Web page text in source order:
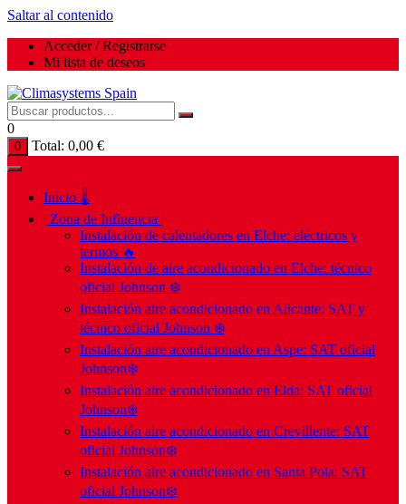
Saltar al contenido
Acceder / Registrarse
Mi lista de deseos
0
0 Total: 0,00 €
Inicio 🌡️
| Zona de Influencia |
Instalación de calentadores en Elche: eléctricos y
termos 🔥
Instalación de aire acondicionado en Elche: técnico
oficial Johnson ❄️
Instalación aire acondicionado en Alicante: SAT y
técnico oficial Johnson ❄️
Instalación aire acondicionado en Aspe: SAT oficial
Johnson❄️
Instalación aire acondicionado en Elda: SAT oficial
Johnson❄️
Instalación aire acondicionado en Crevillente: SAT
oficial Johnson❄️
Instalación aire acondicionado en Santa Pola: SAT
oficial Johnson❄️